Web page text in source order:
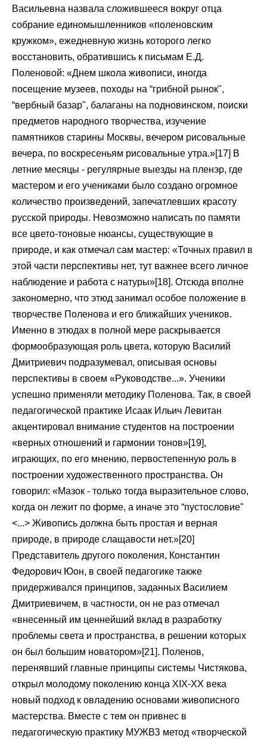
Васильевна назвала сложившееся вокруг отца
собрание единомышленников «поленовским
кружком», ежедневную жизнь которого легко
восстановить, обратившись к письмам Е.Д.
Поленовой: «Днем школа живописи, иногда
посещение музеев, походы на “грибной рынок",
“вербный базар", балаганы на подновинском, поиски
предметов народного творчества, изучение
памятников старины Москвы, вечером рисовальные
вечера, по воскресеньям рисовальные утра.»[17] В
летние месяцы - регулярные выезды на пленэр, где
мастером и его учениками было создано огромное
количество произведений, запечатлевших красоту
русской природы. Невозможно написать по памяти
все цвето-тоновые нюансы, существующие в
природе, и как отмечал сам мастер: «Точных правил в
этой части перспективы нет, тут важнее всего личное
наблюдение и работа с натуры»[18]. Отсюда вполне
закономерно, что этюд занимал особое положение в
творчестве Поленова и его ближайших учеников.
Именно в этюдах в полной мере раскрывается
формообразующая роль цвета, которую Василий
Дмитриевич подразумевал, описывая основы
перспективы в своем «Руководстве...». Ученики
успешно применяли методику Поленова. Так, в своей
педагогической практике Исаак Ильич Левитан
акцентировал внимание студентов на построении
«верных отношений и гармонии тонов»[19],
играющих, по его мнению, первостепенную роль в
построении художественного пространства. Он
говорил: «Мазок - только тогда выразительное слово,
когда он лежит по форме, а иначе это “пустословие"
<...> Живопись должна быть простая и верная
природе, в природе слащавости нет.»[20]
Представитель другого поколения, Константин
Федорович Юон, в своей педагогике также
придерживался принципов, заданных Василием
Дмитриевичем, в частности, он не раз отмечал
«внесенный им ценнейший вклад в разработку
проблемы света и пространства, в решении которых
он был большим новатором»[21]. Поленов,
перенявший главные принципы системы Чистякова,
открыл молодому поколению конца XIX-XX века
новый подход к овладению основами живописного
мастерства. Вместе с тем он привнес в
педагогическую практику МУЖВЗ метод «творческой